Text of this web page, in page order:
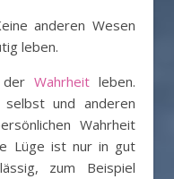
anderen Wesen
leben.
derWahrheit leben.
selbst und anderen
Wahrheit
Lüge ist nur in gut
zum Beispiel